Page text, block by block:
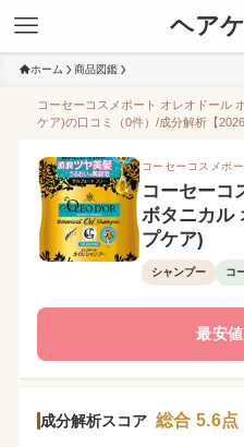
ヘア
ホーム 商品図鑑
コーセーコスメポート オレオドール
ケア)の口コミ（0件）/成分解析【
コーセーコスメポー
コーセーコ
ボタニカル
プケア)
シャンプー コ
最安
成分解析スコア 総合 5.6点